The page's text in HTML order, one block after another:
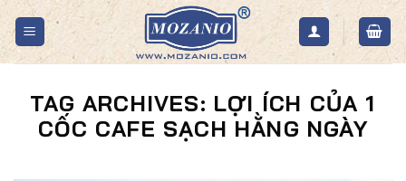
Skip
to
content
TAG ARCHIVES: LỢI ÍCH CỦA 1
CỐC CAFE SẠCH HẰNG NGÀY